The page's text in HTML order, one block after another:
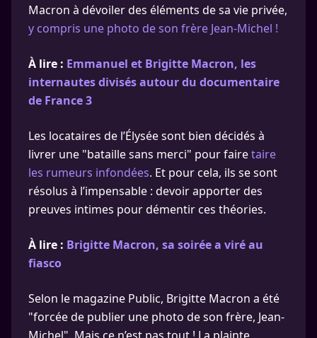
Macron à dévoiler des éléments de sa vie privée,
y compris une photo de son frère Jean-Michel !
À lire : Emmanuel et Brigitte Macron, les
internautes divisés autour du documentaire
de France 3
Les locataires de l’Élysée sont bien décidés à
livrer une "bataille sans merci" pour fairetaire
les rumeurs infondées. Et pour cela, ils se sont
résolus à l’impensable : devoir apporter des
preuves intimes pour démentir ces théories.
À lire : Brigitte Macron, sa soirée a viré au
fiasco
Selon le magazine Public, Brigitte Macron a été
"forcée de publier une photo de son frère, Jean-